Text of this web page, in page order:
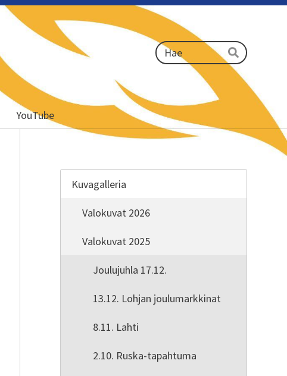
Haku
Hae
YouTube
Kuvagalleria
Valokuvat 2026
Valokuvat 2025
Joulujuhla 17.12.
13.12. Lohjan joulumarkkinat
8.11. Lahti
2.10. Ruska-tapahtuma